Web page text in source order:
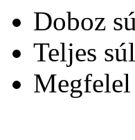
Doboz
Teljes